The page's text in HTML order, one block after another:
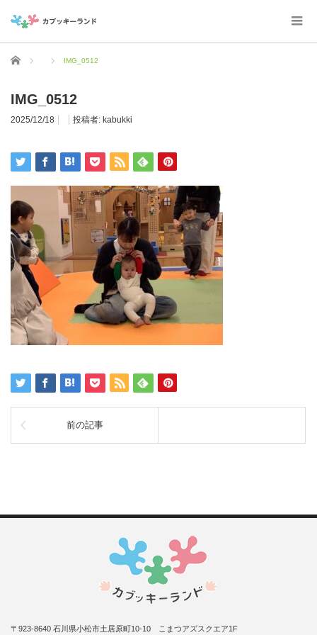
ホーム IMG_0512
IMG_0512
2025/12/18 投稿者: kabukki
前の記事
〒923-8640 石川県小松市土居原町10-10 こまつアズスクエア1F